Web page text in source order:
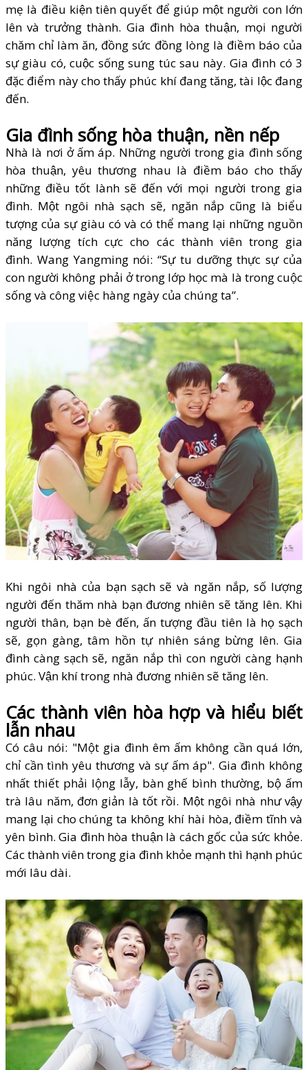
mẹ là điều kiện tiên quyết để giúp một người con lớn
lên và trưởng thành. Gia đình hòa thuận, mọi người
chăm chỉ làm ăn, đồng sức đồng lòng là điềm báo của
sự giàu có, cuộc sống sung túc sau này. Gia đình có 3
đặc điểm này cho thấy phúc khí đang tăng, tài lộc đang
đến.
Gia đình sống hòa thuận, nền nếp
Nhà là nơi ở ấm áp. Những người trong gia đình sống
hòa thuận, yêu thương nhau là điềm báo cho thấy
những điều tốt lành sẽ đến với mọi người trong gia
đình. Một ngôi nhà sạch sẽ, ngăn nắp cũng là biểu
tượng của sự giàu có và có thể mang lại những nguồn
năng lượng tích cực cho các thành viên trong gia
đình. Wang Yangming nói: “Sự tu dưỡng thực sự của
con người không phải ở trong lớp học mà là trong cuộc
sống và công việc hàng ngày của chúng ta”.
Khi ngôi nhà của bạn sạch sẽ và ngăn nắp, số lượng
người đến thăm nhà bạn đương nhiên sẽ tăng lên. Khi
người thân, bạn bè đến, ấn tượng đầu tiên là họ sạch
sẽ, gọn gàng, tâm hồn tự nhiên sáng bừng lên. Gia
đình càng sạch sẽ, ngăn nắp thì con người càng hạnh
phúc. Vận khí trong nhà đương nhiên sẽ tăng lên.
Các thành viên hòa hợp và hiểu biết
lẫn nhau
Có câu nói: "Một gia đình êm ấm không cần quá lớn,
chỉ cần tình yêu thương và sự ấm áp". Gia đình không
nhất thiết phải lộng lẫy, bàn ghế bình thường, bộ ấm
trà lâu năm, đơn giản là tốt rồi. Một ngôi nhà như vậy
mang lại cho chúng ta không khí hài hòa, điềm tĩnh và
yên bình. Gia đình hòa thuận là cách gốc của sức khỏe.
Các thành viên trong gia đình khỏe mạnh thì hạnh phúc
mới lâu dài.